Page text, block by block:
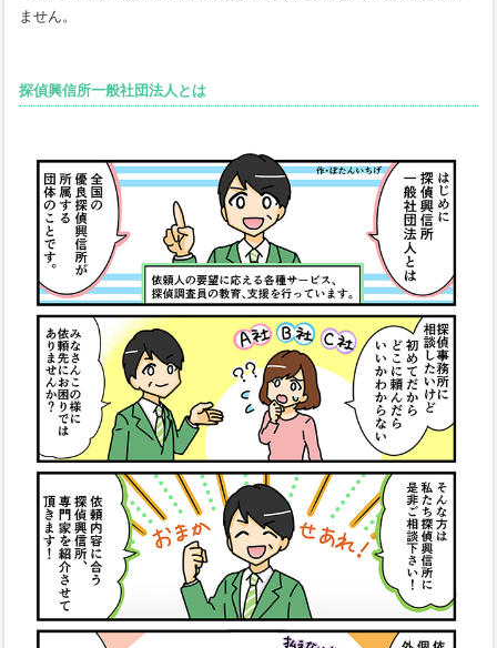
ません。
探偵興信所一般社団法人とは